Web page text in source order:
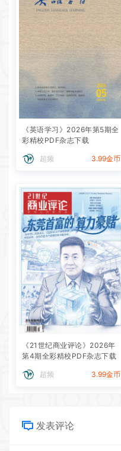
《英语学习》2026年第5期全
彩精校PDF杂志下载
超频 3.99金币
《21世纪商业评论》2026年
第4期全彩精校PDF杂志下载
超频 3.99金币
发表评论